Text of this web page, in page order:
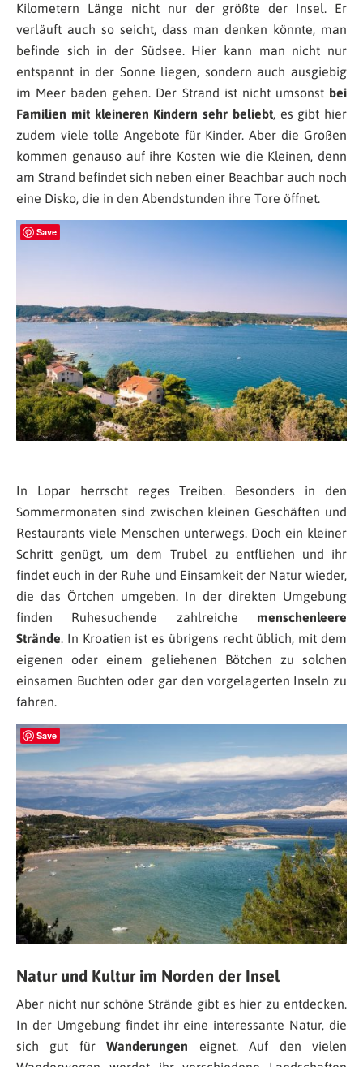
Kilometern Länge nicht nur der größte der Insel. Er
verläuft auch so seicht, dass man denken könnte, man
befinde sich in der Südsee. Hier kann man nicht nur
entspannt in der Sonne liegen, sondern auch ausgiebig
im Meer baden gehen. Der Strand ist nicht umsonst bei
Familien mit kleineren Kindern sehr beliebt, es gibt hier
zudem viele tolle Angebote für Kinder. Aber die Großen
kommen genauso auf ihre Kosten wie die Kleinen, denn
am Strand befindet sich neben einer Beachbar auch noch
eine Disko, die in den Abendstunden ihre Tore öffnet.
Save
In Lopar herrscht reges Treiben. Besonders in den
Sommermonaten sind zwischen kleinen Geschäften und
Restaurants viele Menschen unterwegs. Doch ein kleiner
Schritt genügt, um dem Trubel zu entfliehen und ihr
findet euch in der Ruhe und Einsamkeit der Natur wieder,
die das Örtchen umgeben. In der direkten Umgebung
finden Ruhesuchende zahlreiche menschenleere
Strände. In Kroatien ist es übrigens recht üblich, mit dem
eigenen oder einem geliehenen Bötchen zu solchen
einsamen Buchten oder gar den vorgelagerten Inseln zu
fahren.
Save
Natur und Kultur im Norden der Insel
Aber nicht nur schöne Strände gibt es hier zu entdecken.
In der Umgebung findet ihr eine interessante Natur, die
sich gut fürWanderungen eignet. Auf den vielen